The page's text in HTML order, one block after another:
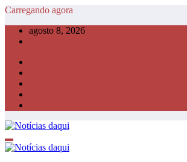
Pular
conteúdo
Carregando agora
agosto 8, 2026